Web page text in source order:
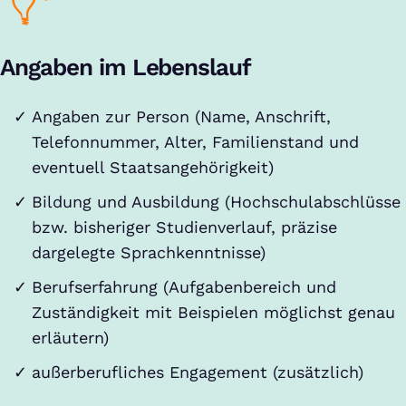
Angaben im Lebenslauf
Angaben zur Person (Name, Anschrift,
Telefonnummer, Alter, Familienstand und
eventuell Staatsangehörigkeit)
Bildung und Ausbildung (Hochschulabschlüsse
bzw. bisheriger Studienverlauf, präzise
dargelegte Sprachkenntnisse)
Berufserfahrung (Aufgabenbereich und
Zuständigkeit mit Beispielen möglichst genau
erläutern)
außerberufliches Engagement (zusätzlich)